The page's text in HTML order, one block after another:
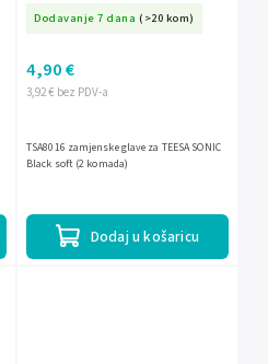
Dodavanje 7 dana (>20 kom)
3,92 € bez PDV-a
4,90 €
Dodaj u košaricu
TSA8016 zamjenske glave za TEESA SONIC
Black soft (2 komada)